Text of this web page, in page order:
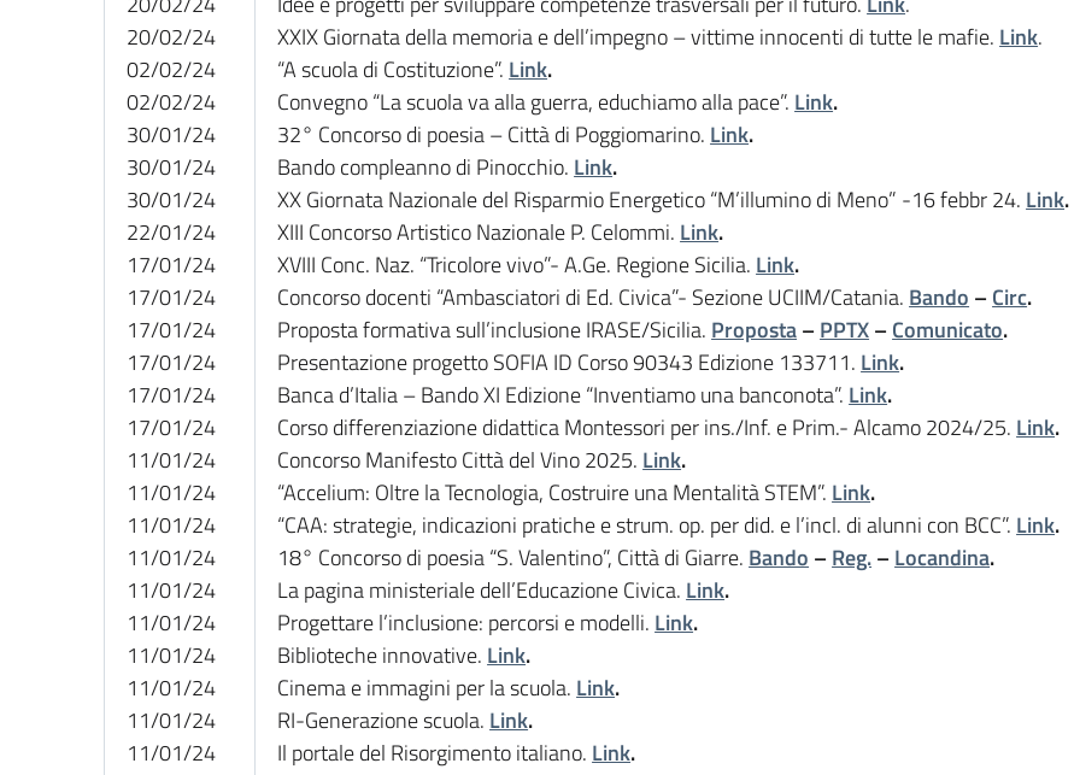
20/02/24
02/02/24
02/02/24
30/01/24
30/01/24
30/01/24
22/01/24
17/01/24
17/01/24
17/01/24
17/01/24
17/01/24
17/01/24
11/01/24
11/01/24
11/01/24
11/01/24
11/01/24
11/01/24
11/01/24
11/01/24
11/01/24
11/01/24
XXIX Giornata della memoria e dell’impegno – vittime innocenti di tutte le mafie. Link.
“A scuola di Costituzione”. Link.
Convegno “La scuola va alla guerra, educhiamo alla pace”. Link.
32° Concorso di poesia – Città di Poggiomarino. Link.
Bando compleanno di Pinocchio. Link.
XX Giornata Nazionale del Risparmio Energetico “M’illumino di Meno” -16 febbr 24. Link.
XIII Concorso Artistico Nazionale P. Celommi. Link.
XVIII Conc. Naz. “Tricolore vivo”- A.Ge. Regione Sicilia. Link.
Concorso docenti “Ambasciatori di Ed. Civica”- Sezione UCIIM/Catania. Bando – Circ.
Proposta formativa sull’inclusione IRASE/Sicilia. Proposta– PPTX– Comunicato.
Presentazione progetto SOFIA ID Corso 90343 Edizione 133711. Link.
Banca d’Italia – Bando XI Edizione “Inventiamo una banconota”. Link.
Corso differenziazione didattica Montessori per ins./Inf. e Prim.- Alcamo 2024/25. Link.
Concorso Manifesto Città del Vino 2025. Link.
“Accelium: Oltre la Tecnologia, Costruire una Mentalità STEM”. Link.
“CAA: strategie, indicazioni pratiche e strum. op. per did. e l’incl. di alunni con BCC”. Link.
18° Concorso di poesia “S. Valentino”, Città di Giarre. Bando – Reg.– Locandina.
La pagina ministeriale dell’Educazione Civica. Link.
Progettare l’inclusione: percorsi e modelli. Link.
Biblioteche innovative. Link.
Cinema e immagini per la scuola. Link.
RI-Generazione scuola. Link.
Il portale del Risorgimento italiano. Link.